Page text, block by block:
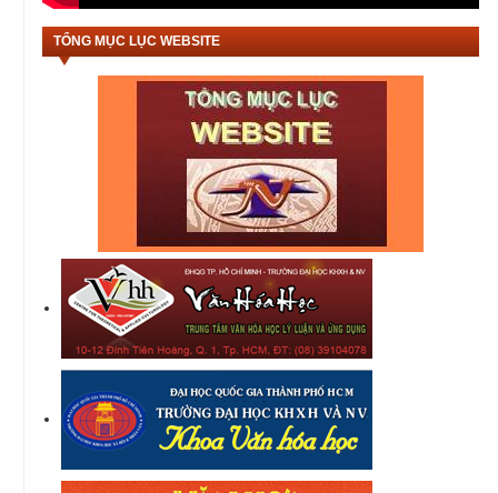
TỔNG MỤC LỤC WEBSITE